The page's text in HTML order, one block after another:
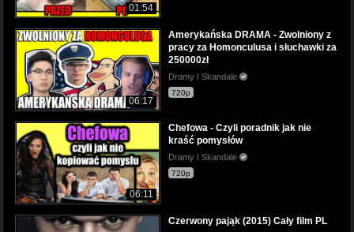
01:54
06:17
Amerykańska DRAMA - Zwolniony z
pracy za Homonculusa i słuchawki za
250000zł
Dramy I Skandale
720p
06:11
Chefowa - Czyli poradnik jak nie
kraść pomysłów
Dramy I Skandale
720p
Czerwony pająk (2015) Cały film PL